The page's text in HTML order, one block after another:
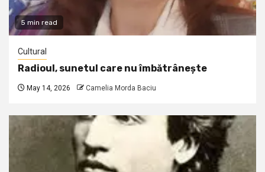
5 min read
Cultural
Radioul, sunetul care nu îmbătrânește
May 14, 2026 Camelia Morda Baciu